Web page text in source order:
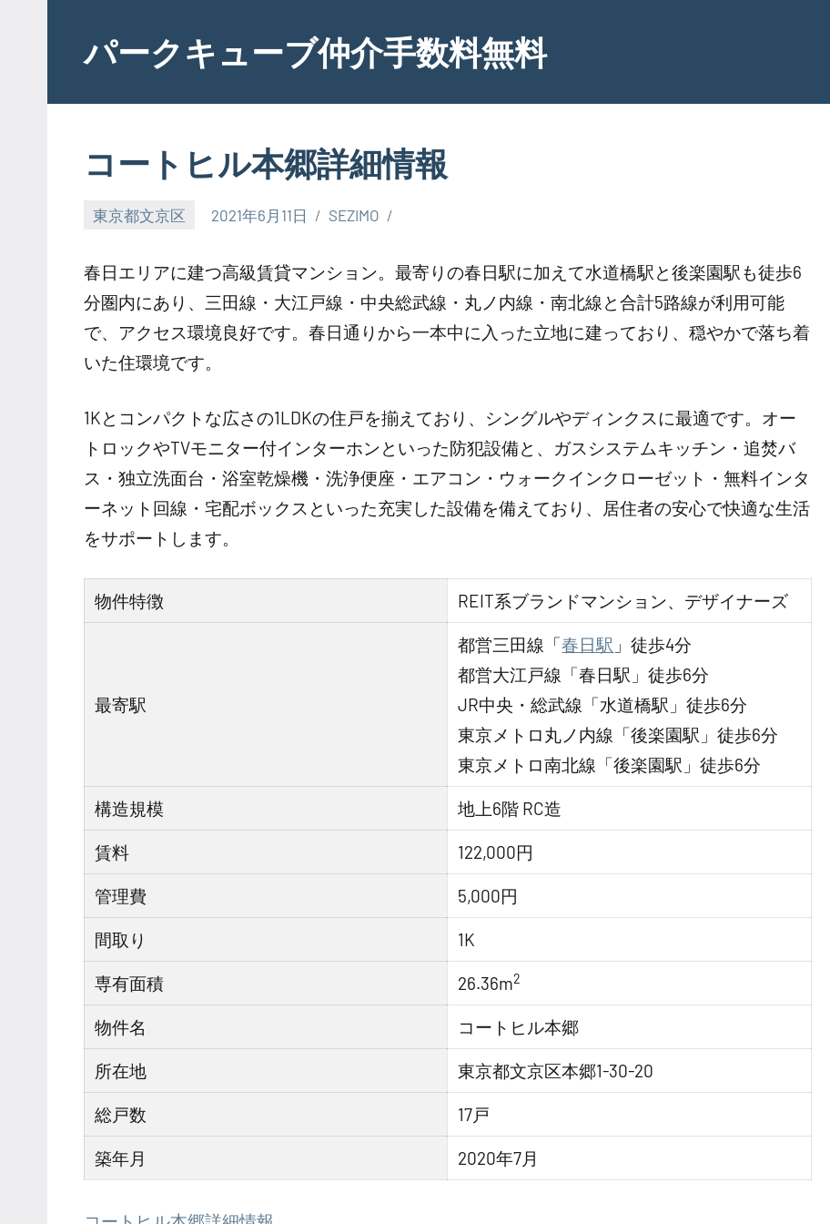
contentパークキューブ仲介手数料無料
コートヒル本郷詳細情報
東京都文京区 2021年6月11日 SEZIMO
春日エリアに建つ高級賃貸マンション。最寄りの春日駅に加えて水道橋駅と後楽園駅も徒歩6
分圏内にあり、三田線・大江戸線・中央総武線・丸ノ内線・南北線と合計5路線が利用可能
で、アクセス環境良好です。春日通りから一本中に入った立地に建っており、穏やかで落ち着
いた住環境です。
1Kとコンパクトな広さの1LDKの住戸を揃えており、シングルやディンクスに最適です。オー
トロックやTVモニター付インターホンといった防犯設備と、ガスシステムキッチン・追焚バ
ス・独立洗面台・浴室乾燥機・洗浄便座・エアコン・ウォークインクローゼット・無料インタ
ーネット回線・宅配ボックスといった充実した設備を備えており、居住者の安心で快適な生活
をサポートします。
物件特徴 REIT系ブランドマンション、デザイナーズ
最寄駅
都営三田線「春日駅 」徒歩4分
都営大江戸線「春日駅」徒歩6分
JR中央・総武線「水道橋駅」徒歩6分
東京メトロ丸ノ内線「後楽園駅」徒歩6分
東京メトロ南北線「後楽園駅」徒歩6分
構造規模 地上6階 RC造
賃料 122,000円
管理費 5,000円
間取り 1K
専有面積 26.36m2
物件名 コートヒル本郷
所在地 東京都文京区本郷1-30-20
総戸数 17戸
築年月 2020年7月